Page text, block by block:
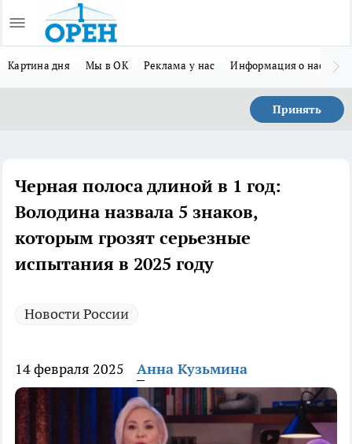
Картина дня Мы в ОК Реклама у нас Информация о нас
Принять
Черная полоса длиной в 1 год:
Володина назвала 5 знаков,
которым грозят серьезные
испытания в 2025 году
Новости России
14 февраля 2025 Анна Кузьмина